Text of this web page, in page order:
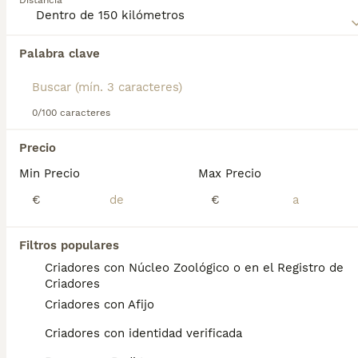
Palabra clave
0/100 caracteres
Precio
Min Precio
€
Max Precio
€
Filtros populares
Criadores con Núcleo Zoológico o en el Registro de
Criadores
Criadores con Afijo
Criadores con identidad verificada
Encontramos 0 Braco Húngaro de Pelo Duro
Si deseas exactamente esta búsqueda guarda tu
búsqueda y espera el resultado perfecto:
Preguntas frecuentes
¿Cuál es la diferencia entre
el Vizsla de pelo duro y el
Vizsla húngaro?
El Vizsla de pelo corto es la más común de